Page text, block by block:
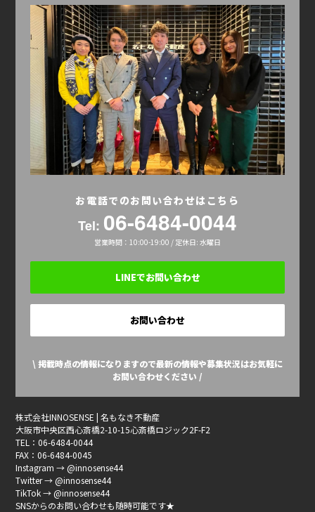
お電話でのお問い合わせはこちら
Tel: 06-6484-0044
営業時間：10:00-19:00 / 定休日: 水曜日
LINEでお問い合わせ
お問い合わせ
\ 掲載時点の情報になりますので最新の情報や募集状況はお気軽に
お問い合わせください /
株式会社INNOSENSE | 名もなき不動産
大阪市中央区西心斎橋2-10-15心斎橋ロジック2F-F2
TEL：06-6484-0044
FAX：06-6484-0045
Instagram → @innosense44
Twitter → @innosense44
TikTok → @innosense44
SNSからのお問い合わせも随時可能です★